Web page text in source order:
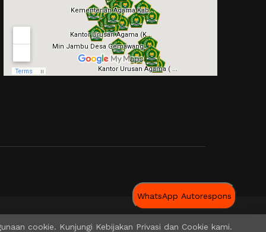
WhatsApp Autorespons
cookie. Kunjungi Kebijakan Privasi dan Cookie kami.